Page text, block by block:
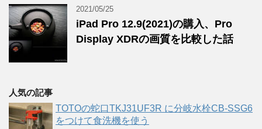
2021/05/25
iPad Pro 12.9(2021)の購入、Pro
Display XDRの画質を比較した話
人気の記事
TOTOの蛇口TKJ31UF3R に分岐水栓CB-SSG6
をつけて食洗機を使う